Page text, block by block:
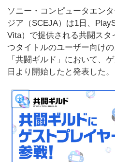
ソニー・コンピュータエン
ジア（SCEJA）は1日、
Vita）で提供される共闘ス
つタイトルのユーザー向け
「共闘ギルド」において、
日より開始したと発表した。